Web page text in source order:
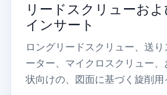
リードスクリューお
インサート
ロングリードスクリュー、送り
ーター、マイクロスクリュー
状向けの、図面に基づく旋削